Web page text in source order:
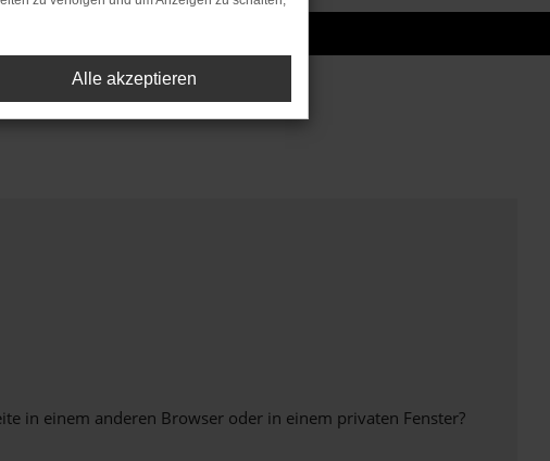
in einem anderen Browser oder in einem privaten Fenster?
Alle akzeptieren